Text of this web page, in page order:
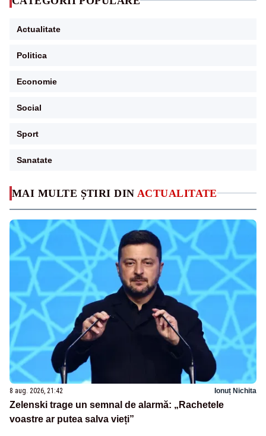
MAI MULTE ȘTIRI DIN ACTUALITATE
8 aug. 2026, 21:42 Ionuț Nichita
Zelenski trage un semnal de alarmă: „Rachetele
voastre ar putea salva vieți”
Actualitate
Politica
Economie
Social
Sport
Sanatate